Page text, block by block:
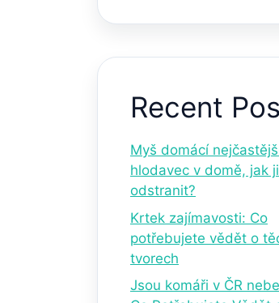
Recent
Myš domácí
hlodavec v domě, jak ji
odstranit?
Krtek zajímavosti: Co
potřebujete vědět o
tvorech
Jsou komáři v ČR